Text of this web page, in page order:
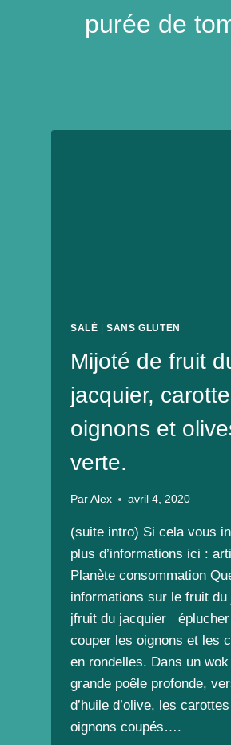
purée de
SALÉ |SANS GLUTEN
Mijoté de fruit
jacquier,
oignons et
verte.
Par Alex avril 4, 2020
(suite intro) Si cela vous
plus d’informations ici :
Planète consommation
informations sur le fruit du
jfruit du jacquier
couper les oignons et les
en rondelles. Dans un
grande poêle profonde,
d’huile d’olive, les
oignons coupés….